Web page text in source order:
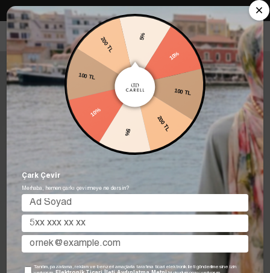
Carell in Roma Koleksiyonu Şimdi Satışta! Hemen keşfet.
5%
10%
100 TL
200 TL
5%
10%
100 TL
200 TL
Çark Çevir
Merhaba, hemen çarkı çevirmeye ne dersin?
Tanıtım, pazarlama, reklam ve benzeri amaçlarla tarafıma ticari elektronik ileti gönderilmesine izin